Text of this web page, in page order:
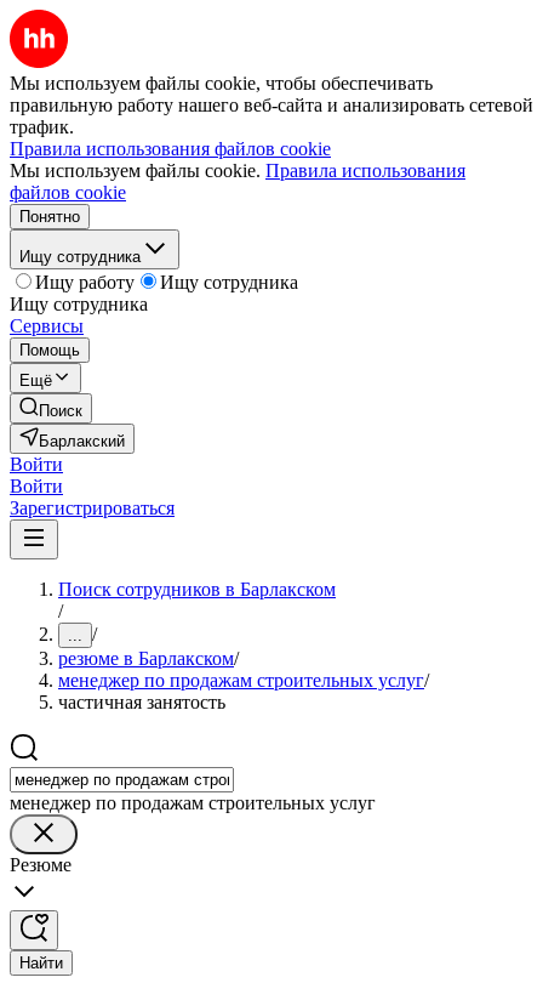
Мы используем файлы cookie, чтобы обеспечивать
правильную работу нашего веб-сайта и анализировать сетевой
трафик.
Правила использования файлов cookie
Мы используем файлы cookie. Правила использования
файлов cookie
Понятно
Ищу сотрудника
Ищу работу
Ищу сотрудника
Ищу сотрудника
Сервисы
Помощь
Ещё
Поиск
Барлакский
Войти
Войти
Зарегистрироваться
Поиск сотрудников в Барлакском
/
... /
резюме в Барлакском/
менеджер по продажам строительных услуг/
частичная занятость
менеджер по продажам строительных услуг
Резюме
Найти